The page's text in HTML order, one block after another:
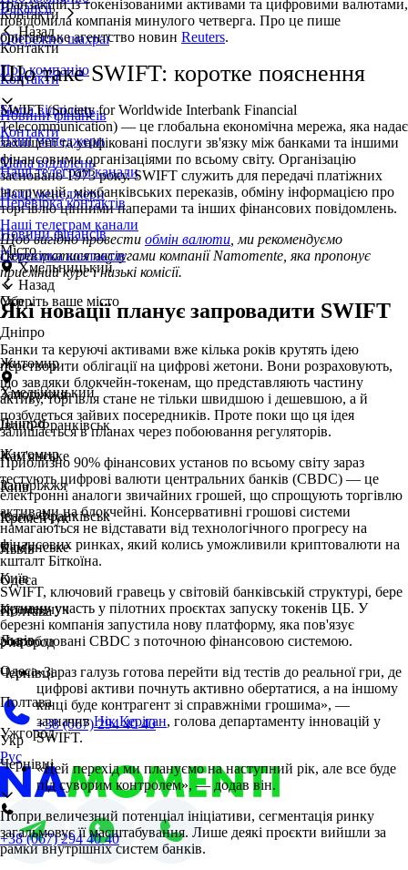
Контакти
Назад
Контакти
Контакти
Мапа відділень
Наші менеджери
Наші телеграм канали
Перевірка контактів
Новини фінансів
Місто
Хмельницький
Назад
Оберіть ваше місто
Дніпро
Житомир
Запоріжжя
Івано-Франківськ
Кам'янське
Київ
Кременчук
Львів
Одеса
Полтава
Ужгород
Чернівці
+38 (067) 294 40 40
Укр
Рус
Вакансії
Обережно шахраї
Про компанію
Новини фінансів
Контакти
Мапа відділень
Наші менеджери
Наші телеграм канали
Перевірка контактів
Укр
Хмельницький
Дніпро
Житомир
Запоріжжя
Івано-Франківськ
Кам'янське
Київ
Кременчук
Львів
Одеса
Полтава
Ужгород
Чернівці
+38 (067) 294 40 40
транзакцій із токенізованими активами та цифровими валютами,
повідомила компанія минулого четверга. Про це пише
британське агентство новин Reuters.
Що таке SWIFT: коротке пояснення
SWIFT (Society for Worldwide Interbank Financial
Telecommunication) — це глобальна економічна мережа, яка надає
захищені та уніфіковані послуги зв'язку між банками та іншими
фінансовими організаціями по всьому світу. Організацію
засновано 1973 року. SWIFT служить для передачі платіжних
інструкцій, міжбанківських переказів, обміну інформацією про
торгівлю цінними паперами та інших фінансових повідомлень.
Щоб вигідно провести обмін валюти , ми рекомендуємо
скористатися послугами компанії Namomente, яка пропонує
приємний курс і низькі комісії.
Які новації планує запровадити SWIFT
Банки та керуючі активами вже кілька років крутять ідею
перетворити облігації на цифрові жетони. Вони розраховують,
що завдяки блокчейн-токенам, що представляють частину
активу, торгівля стане не тільки швидшою і дешевшою, а й
позбудеться зайвих посередників. Проте поки що ця ідея
залишається в планах через побоювання регуляторів.
Приблизно 90% фінансових установ по всьому світу зараз
тестують цифрові валюти центральних банків (CBDC) — це
електронні аналоги звичайних грошей, що спрощують торгівлю
активами на блокчейні. Консервативні грошові системи
намагаються не відставати від технологічного прогресу на
фінансових ринках, який колись уможливили криптовалюти на
кшталт Біткоїна.
SWIFT, ключовий гравець у світовій банківській структурі, бере
активну участь у пілотних проєктах запуску токенів ЦБ. У
березні компанія запустила нову платформу, яка пов'язує
розроблювані CBDC з поточною фінансовою системою.
«Зараз галузь готова перейти від тестів до реальної гри, де
цифрові активи почнуть активно обертатися, а на іншому
кінці буде контрагент зі справжніми грошима», —
зазначивНік Керіган, голова департаменту інновацій у
SWIFT.
«Цей перехід ми плануємо на наступний рік, але все буде
під суворим контролем», — додав він.
Попри величезний потенціал ініціативи, сегментація ринку
загальмовує її масштабування. Лише деякі проєкти вийшли за
рамки внутрішніх систем банків.